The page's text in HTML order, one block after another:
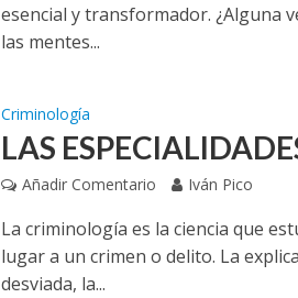
esencial y transformador. ¿Alguna
las mentes...
Criminología
LAS
Añadir Comentario Iván Pico
La criminología es la ciencia que
lugar a un crimen o delito. La
desviada, la...